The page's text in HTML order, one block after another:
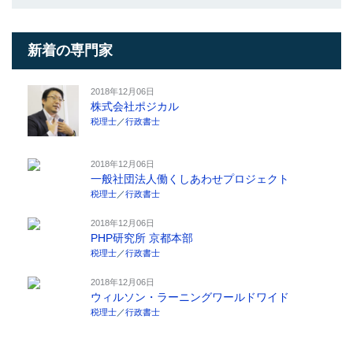
新着の専門家
2018年12月06日
株式会社ポジカル
税理士 ／行政書士
2018年12月06日
一般社団法人働くしあわせプロジェクト
税理士 ／行政書士
2018年12月06日
PHP研究所 京都本部
税理士 ／行政書士
2018年12月06日
ウィルソン・ラーニングワールドワイド
税理士 ／行政書士